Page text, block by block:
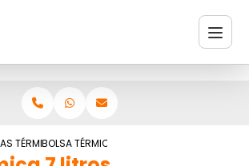
TÉRMICASBOLSA TÉRMICA 7 LITROS